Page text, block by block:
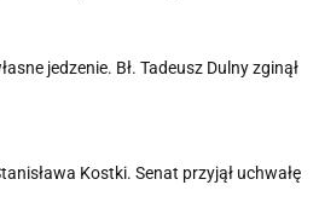
jedzenie. Bł. Tadeusz Dulny zginął
Kostki. Senat przyjął uchwałę